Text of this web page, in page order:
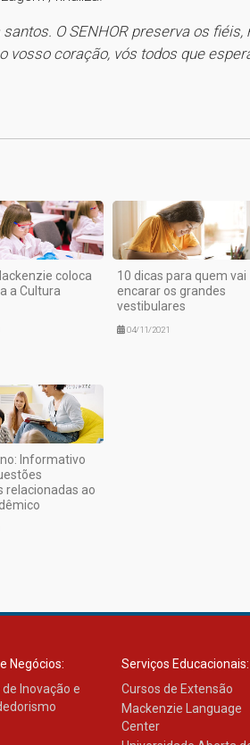
O SENHOR preserva os
vosso coração, vós todos que
coloca
a Cultura
10 dicas para quem vai
encarar os grandes
vestibulares
04/11/2021
Informativo
relacionadas ao
Negócios:
Inovação e
Serviços Educacionais:
Cursos de Extensão
Mackenzie Language
Center